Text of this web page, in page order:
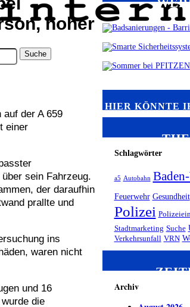
hoher
der A 659
einer
sein Fahrzeug.
der daraufhin
prallte und
ins
waren nicht
und 16
die
HIER KÖNNTE
Schlagwörter
a5 Autobahn
Feuerwehr Gesundheit
Polizei
Stadtmarketing Suche
Verkehrsunfall VRN
Archiv